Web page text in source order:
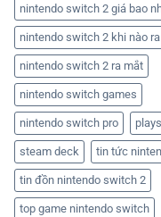
nintendo switch 2 giá bao
nintendo switch 2 khi nào
nintendo switch 2 ra mắt
nintendo switch games
nintendo switch pro
steam deck tin tức
tin đồn nintendo switch 2
top game nintendo switch